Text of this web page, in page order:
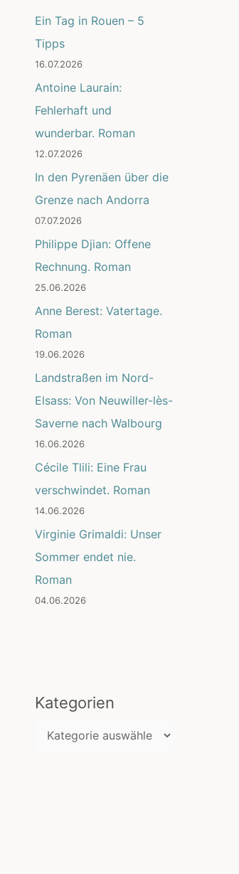
Ein Tag in Rouen – 5
Tipps
16.07.2026
Antoine Laurain:
Fehlerhaft und
wunderbar. Roman
12.07.2026
In den Pyrenäen über die
Grenze nach Andorra
07.07.2026
Philippe Djian: Offene
Rechnung. Roman
25.06.2026
Anne Berest: Vatertage.
Roman
19.06.2026
Landstraßen im Nord-
Elsass: Von Neuwiller-lès-
Saverne nach Walbourg
16.06.2026
Cécile Tlili: Eine Frau
verschwindet. Roman
14.06.2026
Virginie Grimaldi: Unser
Sommer endet nie.
Roman
04.06.2026
Kategorien